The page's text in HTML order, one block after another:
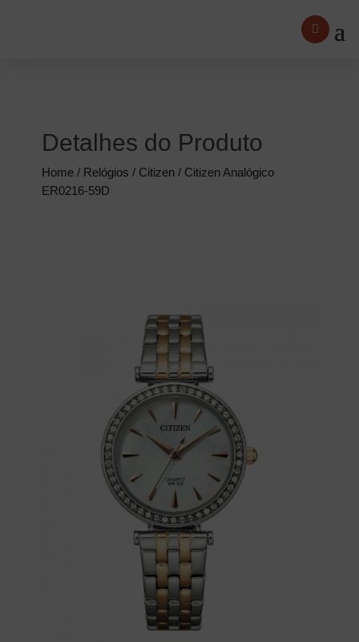
Detalhes do Produto
Home/ Relógios / Citizen/ Citizen Analógico
ER0216-59D